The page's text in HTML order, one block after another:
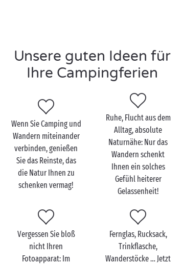
dem Weg einige unvermutete Schätze aufzuspüren.
Sie ziehen es vor, am Wasser entlangzuspazieren?
Dann werden Sie sicher die berühmten Zöllnerpfade
Ozean oder den
türkisblauen Fluten des
dahinschlängeln. Es gibt wohl nichts Schöneres als
einen sportlichen Ausflug, bei dem Sie sich durch
einen erfrischenden Kopfsprung belohnen können –
da schalten Sie 100%ig ab!
Um sicherzugehen, dass Sie nicht unterwegs den
falschen Weg einschlagen, holen Sie sich einfach ein
Wanderstrecke vorzubereiten: In einem Camping
Sandaya warten stets Karten und nützliche
Ratschläge auf Sie!
Unsere guten Ideen für
Ihre Campingferien
Wenn Sie Camping und
Wandern miteinander
verbinden, genießen
Sie das Reinste, das
die Natur Ihnen zu
schenken vermag!
Ruhe, Flucht aus dem
Alltag, absolute
Naturnähe: Nur das
Wandern schenkt
Ihnen ein solches
Gefühl heiterer
Gelassenheit!
Vergessen Sie bloß
nicht Ihren
Fotoapparat: Im
Fernglas, Rucksack,
Trinkflasche,
Wanderstöcke … Jetzt